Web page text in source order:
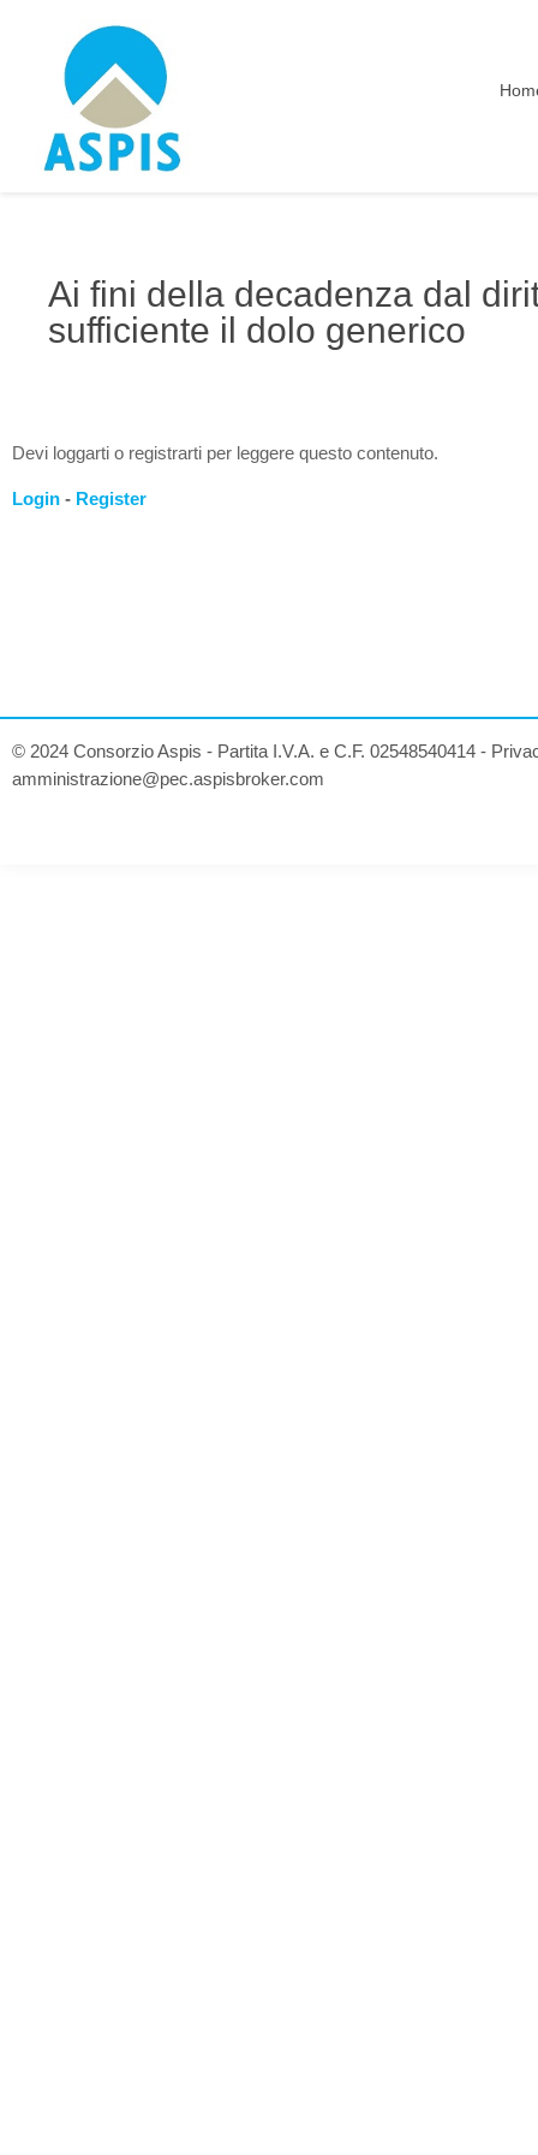
Ai fini della decadenza dal
sufficiente il dolo generico
Devi loggarti o registrarti per leggere questo contenuto.
Login - Register
© 2024 Consorzio Aspis - Partita I.V.A. e C.F. 02548540414 -
amministrazione@pec.aspisbroker.com